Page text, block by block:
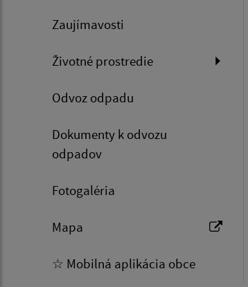
Zaujímavosti
Životné prostredie
Odvoz odpadu
Dokumenty k odvozu
odpadov
Fotogaléria
Mapa
☆ Mobilná aplikácia obce